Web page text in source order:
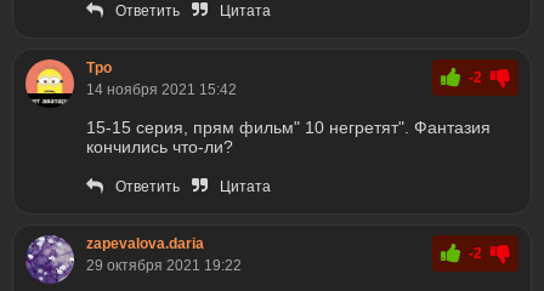
Ответить Цитата
Тро
14 ноября 2021 15:42
-2
15-15 ceрия, прям фильм" 10 негретят". Фантазия
кончились что-ли?
Ответить Цитата
zapevalova.daria
29 октября 2021 19:22
-2